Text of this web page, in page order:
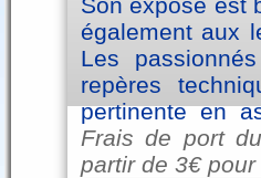
également aux
Les
repères
pertinente en
Frais de port
partir de 3€